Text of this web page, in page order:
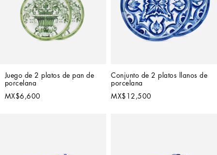
Juego de 2 platos de pan de
porcelana
MX$6,600
Conjunto de 2 platos llanos de
porcelana
MX$12,500